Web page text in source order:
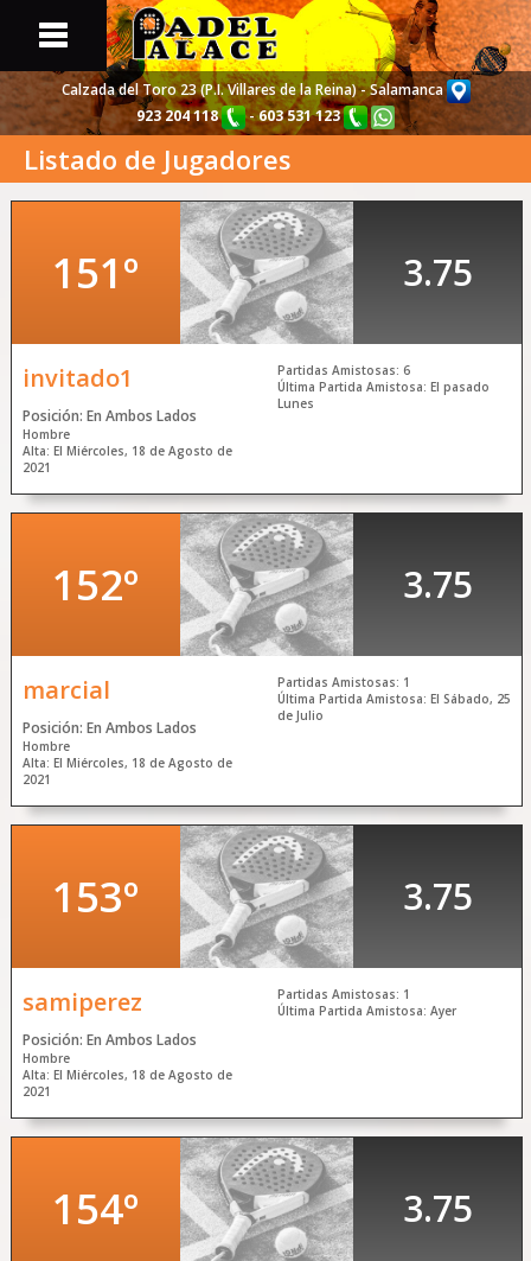
Calzada del Toro 23 (P.I. Villares de la Reina) - Salamanca
923 204 118
-603 531 123
PortadaWeb
Pistas y PartidasDisponibles
Torneosde Pádel
Información
Regístrate Gratisy Juega Ya
Acceso aMi Cuenta
Listado de Jugadores
151º 3.75
invitado1
Posición: En Ambos Lados
Hombre
Alta: El Miércoles, 18 de Agosto de
2021
Partidas Amistosas: 6
Última Partida Amistosa: El pasado
Lunes
152º 3.75
marcial
Posición: En Ambos Lados
Hombre
Alta: El Miércoles, 18 de Agosto de
2021
Partidas Amistosas: 1
Última Partida Amistosa: El Sábado, 25
de Julio
153º 3.75
samiperez
Posición: En Ambos Lados
Hombre
Alta: El Miércoles, 18 de Agosto de
2021
Partidas Amistosas: 1
Última Partida Amistosa: Ayer
154º 3.75